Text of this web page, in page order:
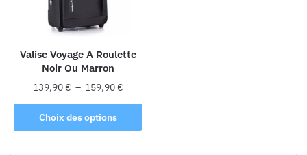
choisies
sur
la
page
du
produit
Valise Voyage A Roulette
Noir Ou Marron
139,90€ – 159,90€Plage
de
139,90 €
Choix des options
Ce
produit